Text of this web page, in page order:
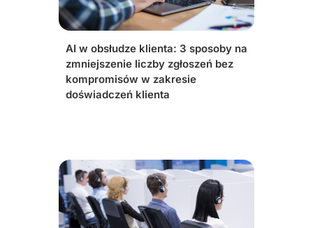
AI w obsłudze klienta: 3 sposoby na
zmniejszenie liczby zgłoszeń bez
kompromisów w zakresie
doświadczeń klienta